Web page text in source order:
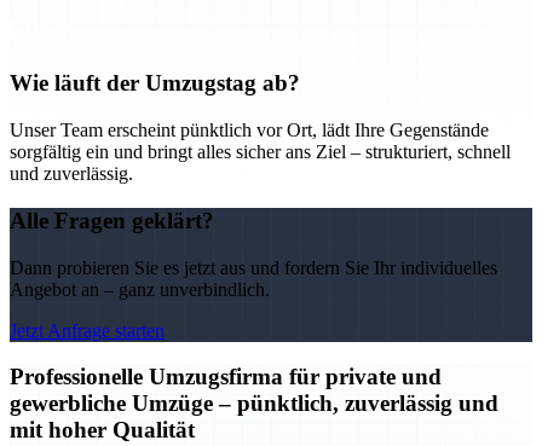
Wie läuft der Umzugstag ab?
Unser Team erscheint pünktlich vor Ort, lädt Ihre Gegenstände
sorgfältig ein und bringt alles sicher ans Ziel – strukturiert, schnell
und zuverlässig.
Alle Fragen geklärt?
Dann probieren Sie es jetzt aus und fordern Sie Ihr individuelles
Angebot an – ganz unverbindlich.
Jetzt Anfrage starten
Professionelle Umzugsfirma für private und
gewerbliche Umzüge – pünktlich, zuverlässig und
mit hoher Qualität